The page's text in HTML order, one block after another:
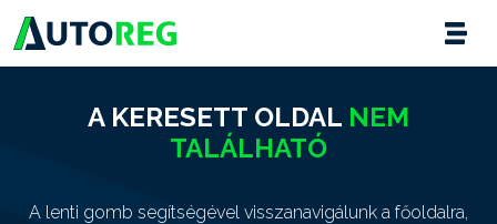
A KERESETT OLDAL NEM
TALÁLHATÓ
A lenti gomb segítségével visszanavigálunk a főoldalra,